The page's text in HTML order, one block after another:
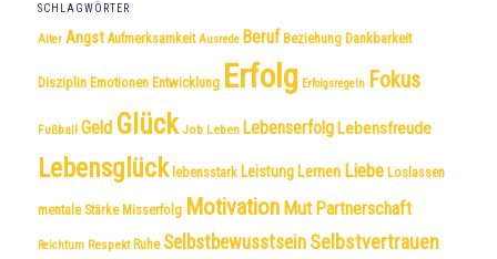
SCHLAGWÖRTER
Alter Angst Aufmerksamkeit Ausrede Beruf Beziehung Dankbarkeit
Disziplin Emotionen Entwicklung Erfolg Erfolgsregeln Fokus
Fußball Geld Glück Job Leben Lebenserfolg Lebensfreude
Lebensglück lebensstark Leistung Lernen Liebe Loslassen
mentale Stärke Misserfolg Motivation Mut Partnerschaft
Reichtum Respekt Ruhe Selbstbewusstsein Selbstvertrauen